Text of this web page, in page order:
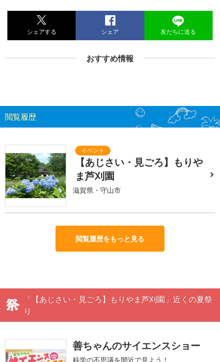
シェアする シェア 友だちに送る
おすすめ情報
閲覧履歴
【あじさい・見ごろ】もりや
ま芦刈園
滋賀県・守山市
閲覧履歴をもっと見る
「【あじさい・見ごろ】もりやま芦刈園」近くの夏祭
り
善ちゃんのサイエンスショー
科学の不思議を間近で見よう！